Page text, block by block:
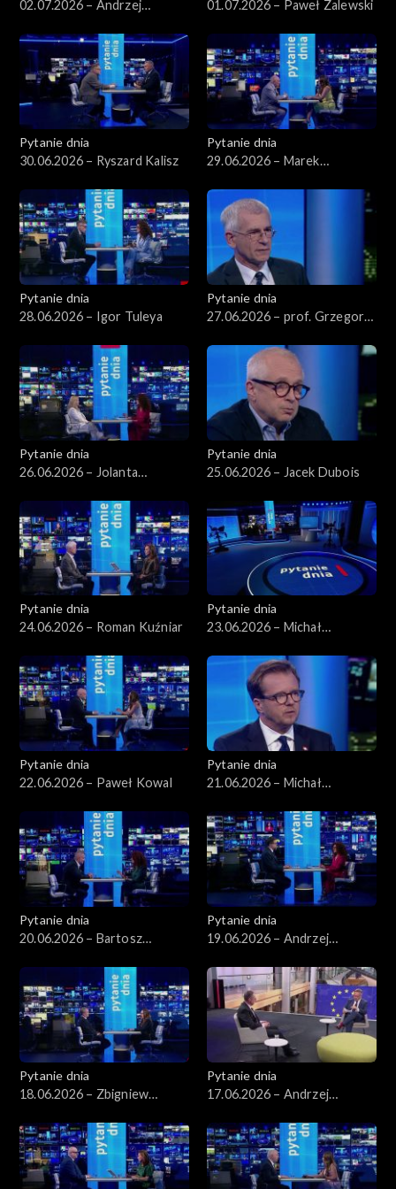
02.07.2026 – Andrzej
01.07.2026 – Paweł Zalewski
Pytanie dnia
30.06.2026 – Ryszard Kalisz
Pytanie dnia
29.06.2026 – Marek
Pytanie dnia
28.06.2026 – Igor Tuleya
Pytanie dnia
27.06.2026 – prof. Grzegorz
Pytanie dnia
26.06.2026 – Jolanta
Pytanie dnia
25.06.2026 – Jacek Dubois
Pytanie dnia
24.06.2026 – Roman Kuźniar
Pytanie dnia
23.06.2026 – Michał
Pytanie dnia
22.06.2026 – Paweł Kowal
Pytanie dnia
21.06.2026 – Michał
Pytanie dnia
20.06.2026 – Bartosz
Pytanie dnia
19.06.2026 – Andrzej
Pytanie dnia
18.06.2026 – Zbigniew
Pytanie dnia
17.06.2026 – Andrzej